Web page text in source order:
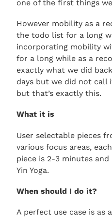
one of the first things
However mobility as a
the todo list for a long
incorporating mobility
for a long while as a
exactly what we did
days but we did not call
but that’s exactly this.
What it is
User selectable pieces
various focus areas,
piece is 2-3 minutes
Yin Yoga.
When should I do it?
A perfect use case is as